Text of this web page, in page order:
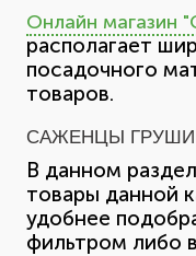
Онлайн магазин
располагает
посадочного
товаров.
САЖЕНЦЫ
В данном
товары данной
удобнее
фильтром либо